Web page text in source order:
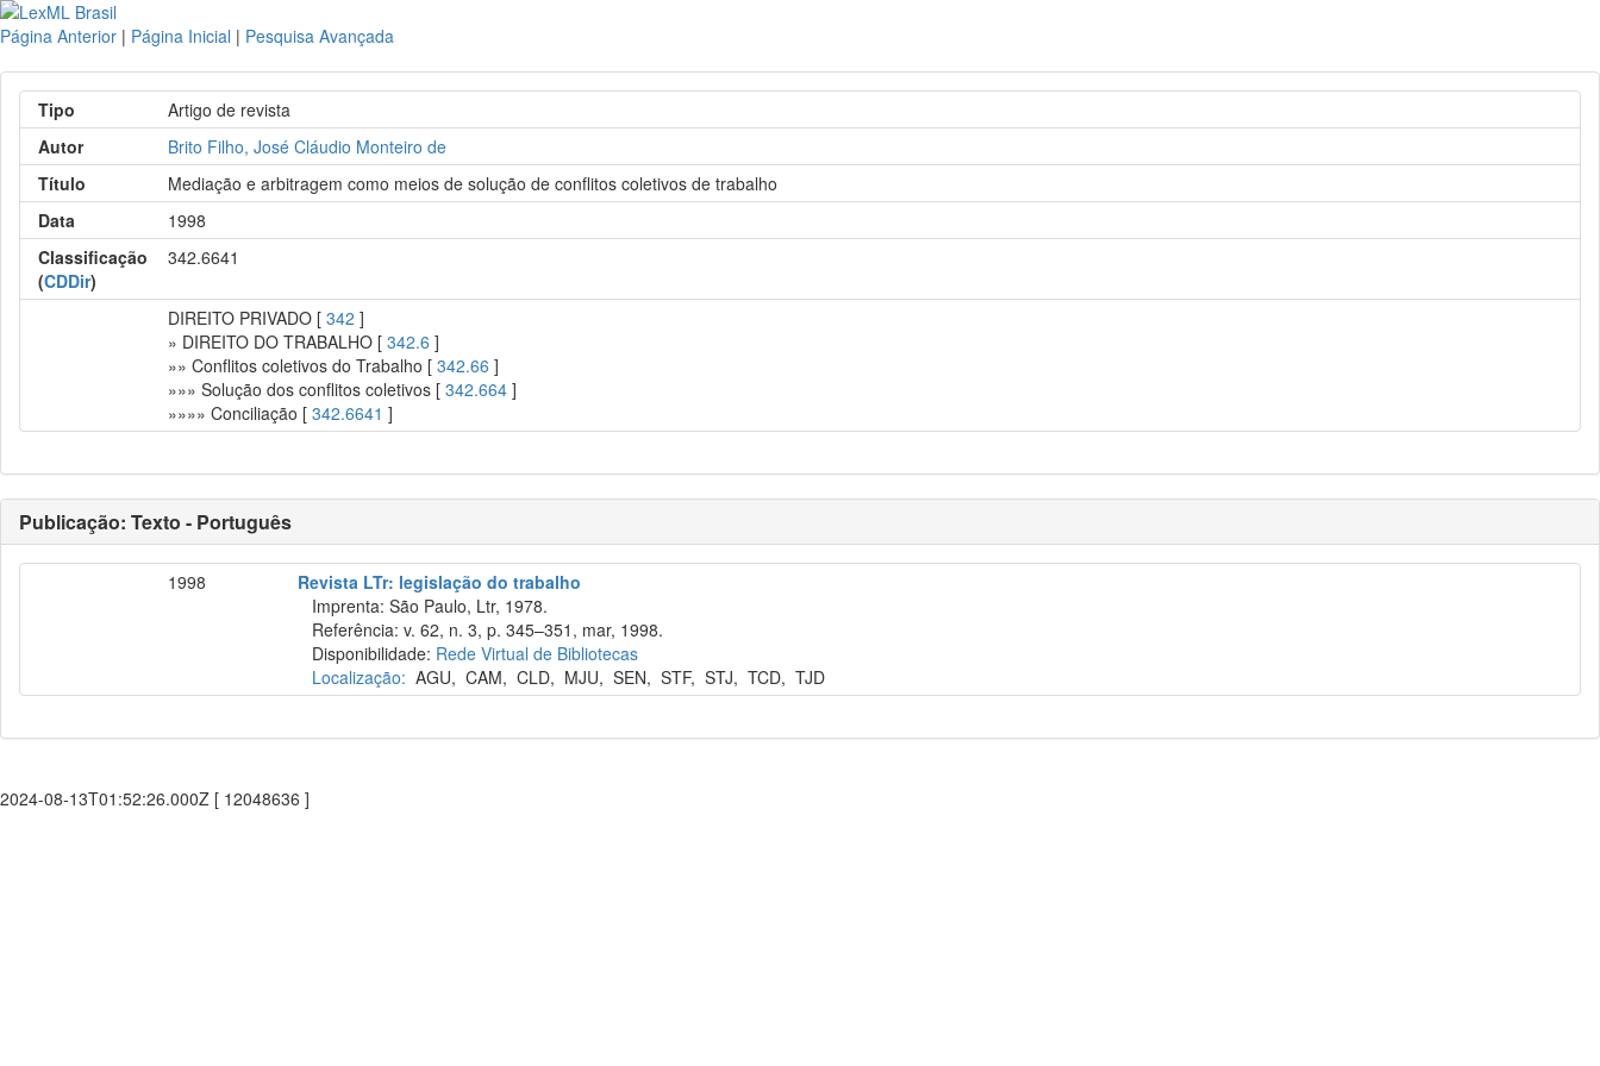
Página Anterior | Página Inicial | Pesquisa Avançada
Tipo
Artigo de revista
Autor
Brito Filho, José Cláudio Monteiro de
Título
Mediação e arbitragem como meios de solução de conflitos coletivos de trabalho
Data
1998
Classificação
(CDDir)
342.6641
DIREITO PRIVADO [342 ]
» DIREITO DO TRABALHO [342.6 ]
»» Conflitos coletivos do Trabalho [342.66 ]
»»» Solução dos conflitos coletivos [342.664 ]
»»»» Conciliação [342.6641 ]
Publicação: Texto - Português
1998
Revista LTr: legislação do trabalho
Imprenta: São Paulo, Ltr, 1978.
Referência: v. 62, n. 3, p. 345–351, mar, 1998.
Disponibilidade: Rede Virtual de Bibliotecas
Localização: AGU,CAM,CLD, MJU,SEN,STF,STJ,TCD,TJD
2024-08-13T01:52:26.000Z [ 12048636 ]